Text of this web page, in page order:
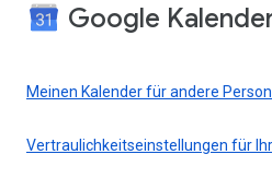
Google
Meinen Kalender für andere
Vertraulichkeitseinstellungen für